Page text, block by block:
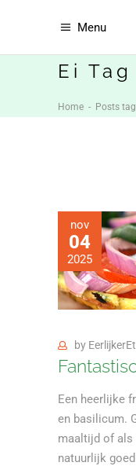
Menu
Ei Tag
Home - Posts
nov
04
2025
by
Een heerlijke
en basilicum.
maaltijd of
natuurlijk